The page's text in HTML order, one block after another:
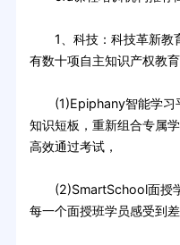
1、科技：科技革新教
有数十项自主知识产权教育
(1)Epiphany智能学习
知识短板，重新组合专属
高效通过考试，
(2)SmartSchool面授学
每一个面授班学员感受到差